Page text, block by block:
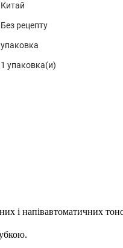
Китай
Без рецепту
упаковка
1 упаковка(и)
і напівавтоматичних